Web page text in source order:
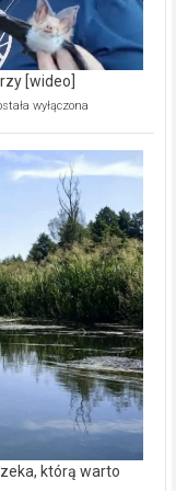
[wideo]
wyłączona
którą warto